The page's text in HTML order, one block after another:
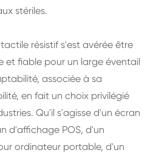
stériles.
résistif s'est avérée être
et fiable pour un large éventail
associée à sa
en fait un choix privilégié
Qu'il s'agisse d'un écran
d'affichage POS, d'un
ordinateur portable, d'un